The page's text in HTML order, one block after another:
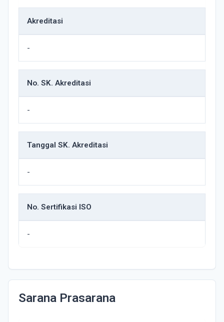
Akreditasi
-
No. SK. Akreditasi
-
Tanggal SK. Akreditasi
-
No. Sertifikasi ISO
-
Sarana Prasarana